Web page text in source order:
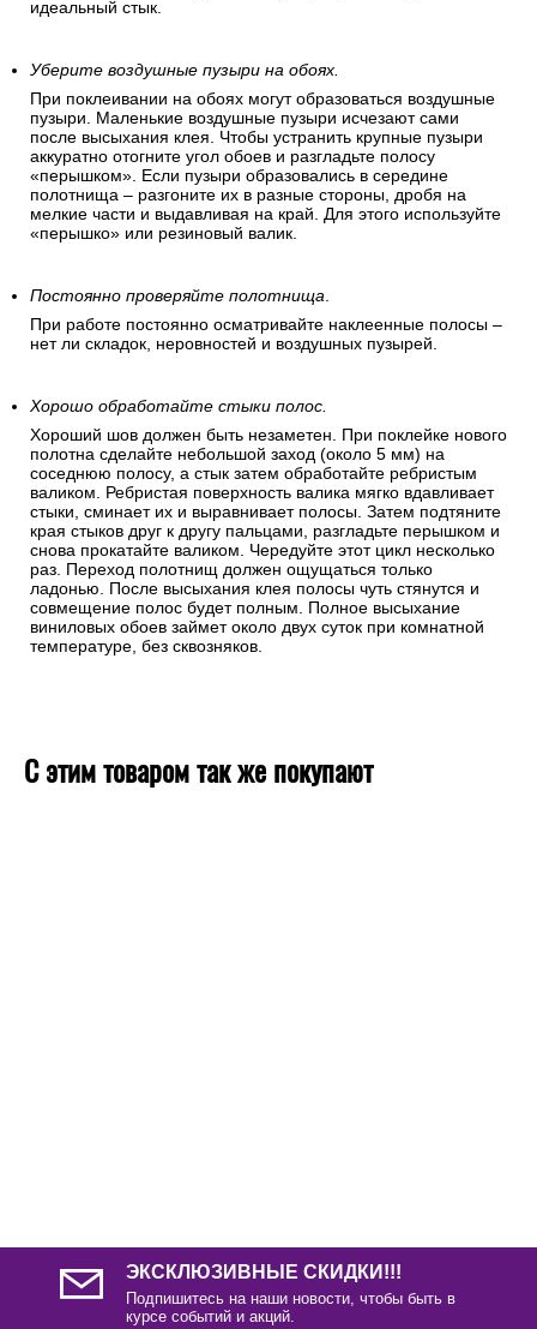
Обойные стыки должны быть хорошо промазаны. Излишек
клея затем выдавливается «перышком» и убирается
губкой. Если вы все сделали верно, то у вас получится
идеальный стык.
Уберите воздушные пузыри на обоях.
При поклеивании на обоях могут образоваться воздушные
пузыри. Маленькие воздушные пузыри исчезают сами
аккуратно отогните угол обоев и разгладьте полосу
«перышком». Если пузыри образовались в середине
полотнища – разгоните их в разные стороны, дробя на
мелкие части и выдавливая на край. Для этого используйте
Постоянно проверяйте полотнища
При работе постоянно осматривайте наклеенные полосы –
нет ли складок, неровностей и воздушных пузырей.
Хорошо обработайте стыки полос.
Хороший шов должен быть незаметен. При поклейке нового
полотна сделайте небольшой заход (около 5 мм) на
соседнюю полосу, а стык затем обработайте ребристым
валиком. Ребристая поверхность валика мягко вдавливает
стыки, сминает их и выравнивает полосы. Затем подтяните
края стыков друг к другу пальцами, разгладьте перышком и
виниловых обоев займет около двух суток при комнатной
температуре, без сквозняков.